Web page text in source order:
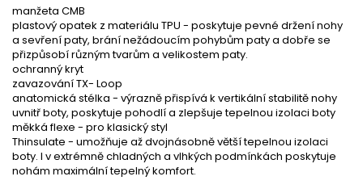
manžeta CMB
plastový opatek z materiálu TPU - poskytuje pevné držení nohy
a sevření paty, brání nežádoucím pohybům paty a dobře se
přizpůsobí různým tvarům a velikostem paty.
ochranný kryt
zavazování TX- Loop
anatomická stélka - výrazně přispívá k vertikální stabilitě nohy
uvnitř boty, poskytuje pohodlí a zlepšuje tepelnou izolaci boty
měkká flexe - pro klasický styl
Thinsulate - umožňuje až dvojnásobně větší tepelnou izolaci
boty. I v extrémně chladných a vlhkých podmínkách poskytuje
nohám maximální tepelný komfort.